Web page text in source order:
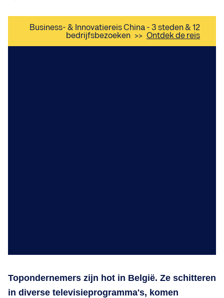
Business- & Innovatiereis China - 3 steden & 12
bedrijfsbezoeken >> Ontdek de reis
Topondernemers zijn hot in België. Ze schitteren
in diverse televisieprogramma's, komen